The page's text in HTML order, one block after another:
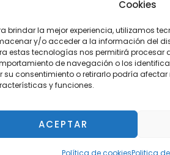
Cookies
brindar la mejor experiencia, utilizamos
y/o acceder a la información del
estas tecnologías nos permitirá procesar
de navegación o los
su consentimiento o retirarlo podría
y funciones.
ACEPTAR
Política de cookiesPolitica